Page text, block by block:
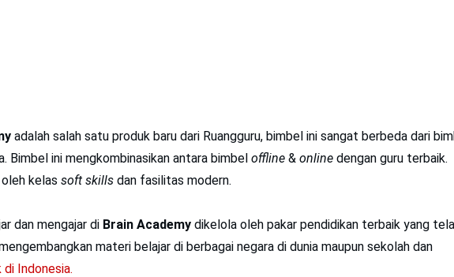
adalah salah satu produk baru dari Ruangguru, bimbel ini sangat berbeda dari
Bimbel ini mengkombinasikan antara bimbel offline & online dengan guru terbaik.
kelas soft skills dan fasilitas modern.
dan mengajar di Brain Academy dikelola oleh pakar pendidikan terbaik yang
materi belajar di berbagai negara di dunia maupun sekolah dan
Indonesia.